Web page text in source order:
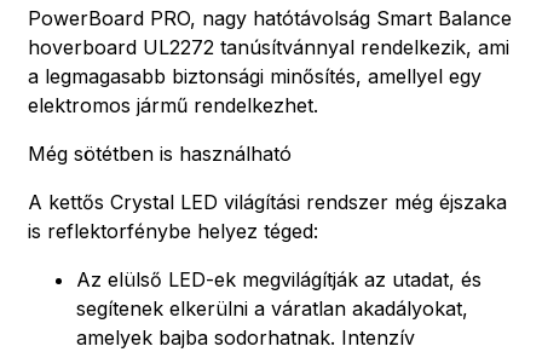
PowerBoard PRO, nagy hatótávolság Smart Balance
hoverboard UL2272 tanúsítvánnyal rendelkezik, ami
a legmagasabb biztonsági minősítés, amellyel egy
elektromos jármű rendelkezhet.
Még sötétben is használható
A kettős Crystal LED világítási rendszer még éjszaka
is reflektorfénybe helyez téged:
Az elülső LED-ek megvilágítják az utadat, és
segítenek elkerülni a váratlan akadályokat,
amelyek bajba sodorhatnak. Intenzív